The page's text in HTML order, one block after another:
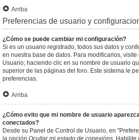
Arriba
Preferencias de usuario y
¿Cómo se puede cambiar mi configuración?
Si es un usuario registrado, todos sus datos y
en nuestra base de datos. Para modificarlos,
Usuario; haciendo clic en su nombre de usuario
superior de las páginas del foro. Este sistema le
preferencias.
Arriba
¿Cómo evito que mi nombre de usuario
conectados?
Desde su Panel de Control de Usuario, en
la opción Ocultar mi estado de conexións. Habilite